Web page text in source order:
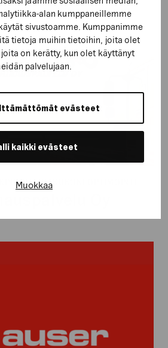
alan kumppaneillemme
sivustoamme. Kumppanimme
tietoja muihin tietoihin, joita olet
on kerätty, kun olet käyttänyt
palvelujaan.
evästeet
kaikki evästeet
MuokkaaHAKUKONEOPTIMOINTI